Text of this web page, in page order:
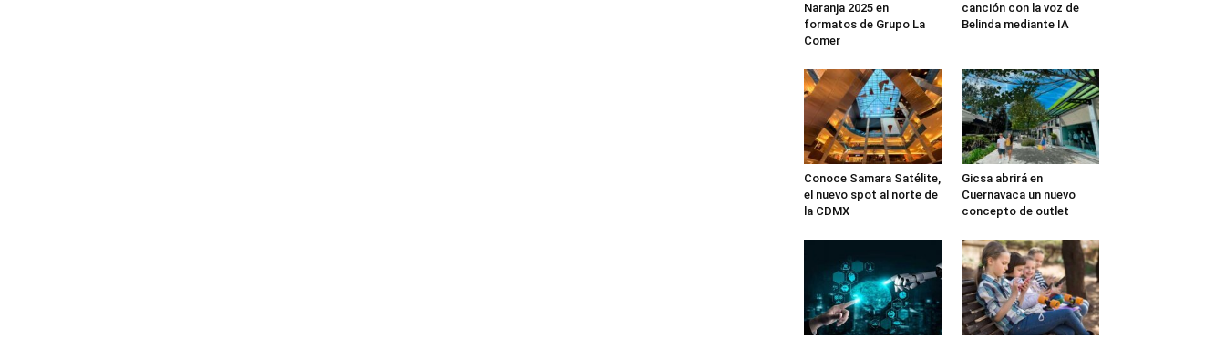
Naranja 2025 en
formatos de Grupo La
Comer
canción con la voz de
Belinda mediante IA
Conoce Samara Satélite,
el nuevo spot al norte de
la CDMX
Gicsa abrirá en
Cuernavaca un nuevo
concepto de outlet